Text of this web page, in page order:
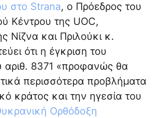
στο Strana, ο Πρόεδρος του
Κέντρου της UOC,
Νίζνα και Πριλούκι κ.
ότι η έγκριση του
αριθ. 8371 «προφανώς θα
περισσότερα προβλήματα
κράτος και την ηγεσία του
Ορθόδοξη